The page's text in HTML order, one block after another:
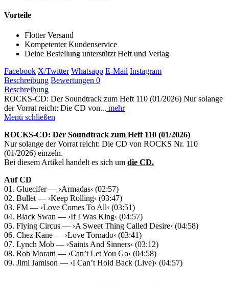
Vorteile
Flotter Versand
Kompetenter Kundenservice
Deine Bestellung unterstützt Heft und Verlag
Facebook X/Twitter Whatsapp E-Mail Instagram
Beschreibung Bewertungen 0
Beschreibung
ROCKS-CD: Der Soundtrack zum Heft 110 (01/2026) Nur solange
der Vorrat reicht: Die CD von... mehr
Menü schließen
ROCKS-CD: Der Soundtrack zum Heft 110 (01/2026)
Nur solange der Vorrat reicht: Die CD von ROCKS Nr. 110
(01/2026) einzeln.
Bei diesem Artikel handelt es sich um die CD.
Auf CD
01. Gluecifer — ›Armadas‹ (02:57)
02. Bullet — ›Keep Rolling‹ (03:47)
03. FM — ›Love Comes To All‹ (03:51)
04. Black Swan — ›If I Was King‹ (04:57)
05. Flying Circus — ›A Sweet Thing Called Desire‹ (04:58)
06. Chez Kane — ›Love Tornado‹ (03:41)
07. Lynch Mob — ›Saints And Sinners‹ (03:12)
08. Rob Moratti — ›Can’t Let You Go‹ (04:58)
09. Jimi Jamison — ›I Can’t Hold Back (Live)‹ (04:57)